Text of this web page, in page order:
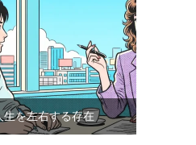
生を左右する存在